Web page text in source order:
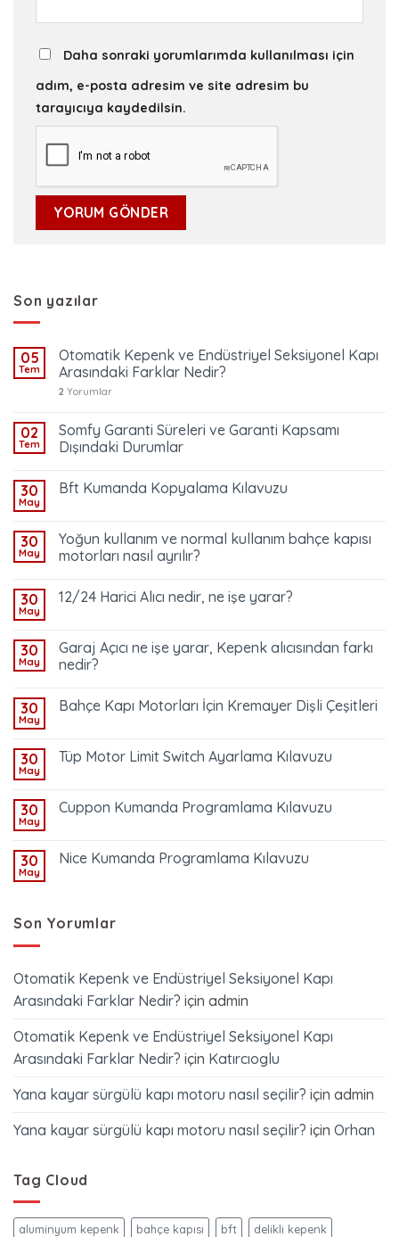
Daha sonraki yorumlarımda kullanılması için
adım, e-posta adresim ve site adresim bu
tarayıcıya kaydedilsin.
Son yazılar
05
Tem
Otomatik Kepenk ve Endüstriyel Seksiyonel Kapı
Arasındaki Farklar Nedir?
2 Yorumlar
02
Tem
Somfy Garanti Süreleri ve Garanti Kapsamı
Dışındaki Durumlar
30
May
Bft Kumanda Kopyalama Kılavuzu
30
May
Yoğun kullanım ve normal kullanım bahçe kapısı
motorları nasıl ayrılır?
30
May
12/24 Harici Alıcı nedir, ne işe yarar?
30
May
Garaj Açıcı ne işe yarar, Kepenk alıcısından farkı
nedir?
30
May
Bahçe Kapı Motorları İçin Kremayer Dişli Çeşitleri
30
May
Tüp Motor Limit Switch Ayarlama Kılavuzu
30
May
Cuppon Kumanda Programlama Kılavuzu
30
May
Nice Kumanda Programlama Kılavuzu
Son Yorumlar
Otomatik Kepenk ve Endüstriyel Seksiyonel Kapı
Arasındaki Farklar Nedir? için admin
Otomatik Kepenk ve Endüstriyel Seksiyonel Kapı
Arasındaki Farklar Nedir? için Katırcıoglu
Yana kayar sürgülü kapı motoru nasıl seçilir? için admin
Yana kayar sürgülü kapı motoru nasıl seçilir? için Orhan
Tag Cloud
aluminyum kepenk bahçe kapısı bft delikli kepenk